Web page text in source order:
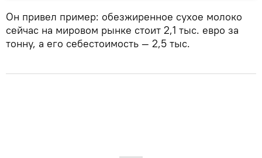
Он привел пример: обезжиренное сухое молоко
сейчас на мировом рынке стоит 2,1 тыс. евро за
тонну, а его себестоимость — 2,5 тыс.